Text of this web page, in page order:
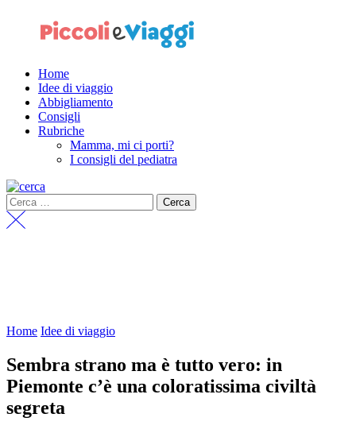
Home
Idee di viaggio
Abbigliamento
Consigli
Rubriche
Mamma, mi ci porti?
I consigli del pediatra
Home Idee di viaggio
Sembra strano ma è tutto vero: in
Piemonte c’è una coloratissima civiltà
segreta